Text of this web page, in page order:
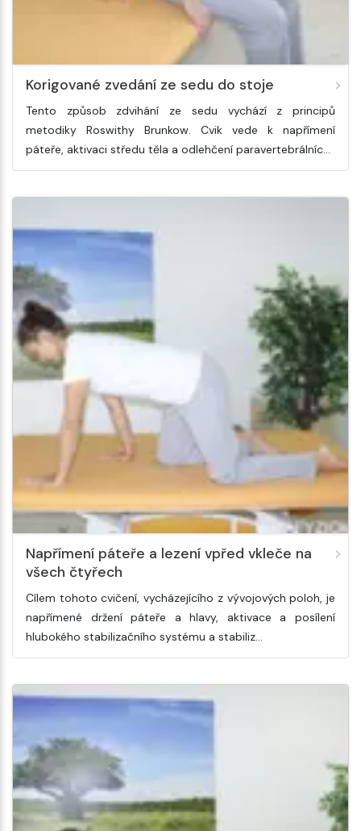
Korigované zvedání ze sedu do stoje
Tento způsob zdvihání ze sedu vychází z principů
metodiky Roswithy Brunkow. Cvik vede k napřímení
páteře, aktivaci středu těla a odlehčení paravertebrálníc…
Napřímení páteře a lezení vpřed vkleče na
všech čtyřech
Cílem tohoto cvičení, vycházejícího z vývojových poloh, je
napřímené držení páteře a hlavy, aktivace a posílení
hlubokého stabilizačního systému a stabiliz…